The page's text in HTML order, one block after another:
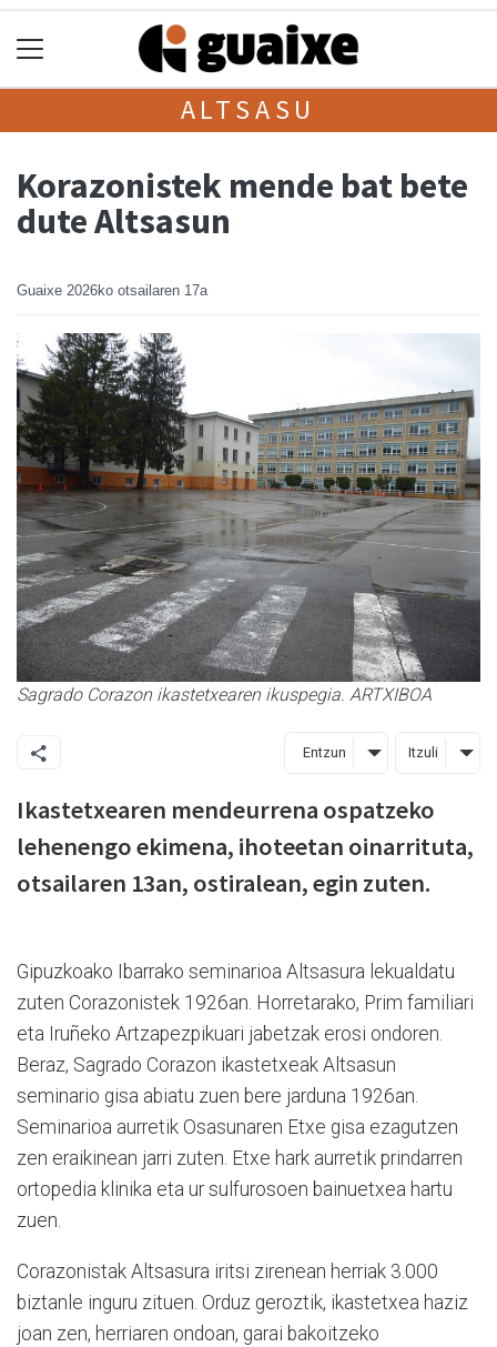
ALTSASU
Korazonistek mende bat bete
dute Altsasun
Guaixe 2026ko otsailaren 17a
Sagrado Corazon ikastetxearen ikuspegia. ARTXIBOA
Entzun Itzuli
Ikastetxearen mendeurrena ospatzeko
lehenengo ekimena, ihoteetan oinarrituta,
otsailaren 13an, ostiralean, egin zuten.
Gipuzkoako Ibarrako seminarioa Altsasura lekualdatu
zuten Corazonistek 1926an. Horretarako, Prim familiari
eta Iruñeko Artzapezpikuari jabetzak erosi ondoren.
Beraz, Sagrado Corazon ikastetxeak Altsasun
seminario gisa abiatu zuen bere jarduna 1926an.
Seminarioa aurretik Osasunaren Etxe gisa ezagutzen
zen eraikinean jarri zuten. Etxe hark aurretik prindarren
ortopedia klinika eta ur sulfurosoen bainuetxea hartu
zuen.
Corazonistak Altsasura iritsi zirenean herriak 3.000
biztanle inguru zituen. Orduz geroztik, ikastetxea haziz
joan zen, herriaren ondoan, garai bakoitzeko